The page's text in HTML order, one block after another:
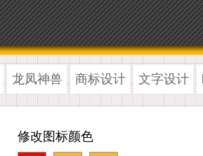
龙凤神兽 商标设计 文字设计